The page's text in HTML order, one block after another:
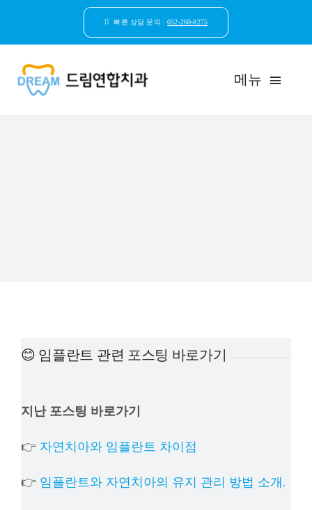
빠른 상담 문의 :052-260-8275
메뉴
상담예약
😊 임플란트 관련 포스팅 바로가기
지난 포스팅 바로가기
👉 자연치아와 임플란트 차이점
👉 임플란트와 자연치아의 유지 관리 방법 소개.